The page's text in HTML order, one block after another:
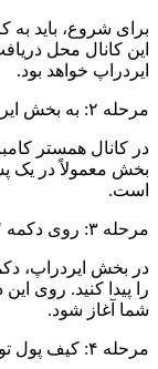
برای شروع، باید به
این کانال محل
ایردراپ خواهد بود.
مرحله ۲: به بخش ایردراپ در کانال بروید.
در کانال همستر
بخش معمولاً در یک
است.
مرحله ۳: روی دکمه "اتصال کیف پول" کلیک کنید.
در بخش ایردراپ،
را پیدا کنید. روی
شما آغاز شود.
مرحله ۴: کیف پول تون خود را انتخاب کنید.